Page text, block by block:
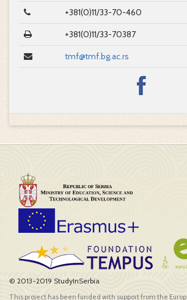
+381(0)11/33-70-460
+381(0)11/33-70387
tmf@tmf.bg.ac.rs
© 2013-2019 StudyInSerbia
This project has been funded with support from the